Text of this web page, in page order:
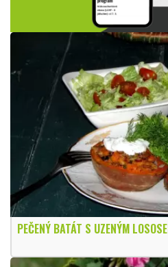
PEČENÝ BATÁT S UZENÝM